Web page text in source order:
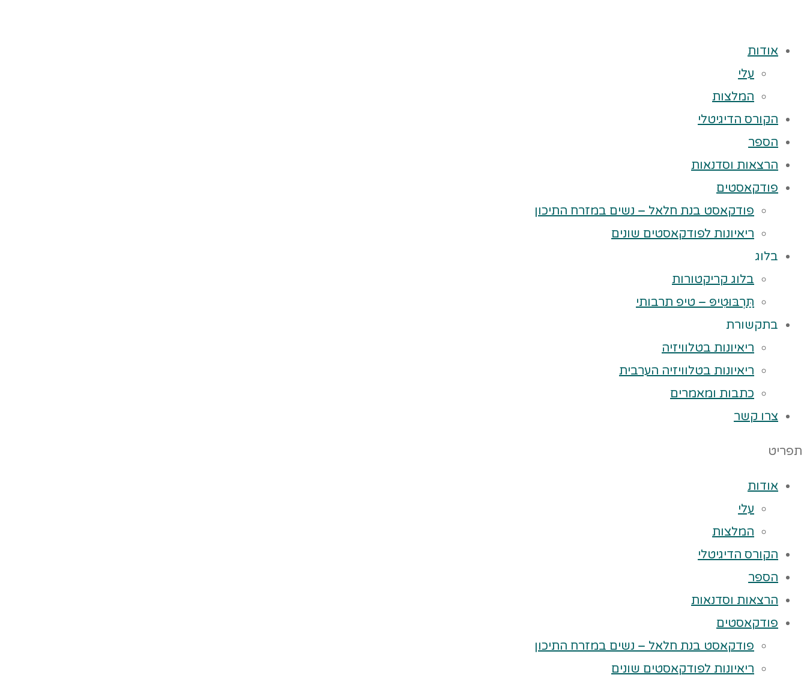
אודות
עלי
המלצות
הקורס הדיגיטלי
הספר
הרצאות וסדנאות
פודקאסטים
פודקאסט בנת חלאל – נשים במזרח התיכון
ריאיונות לפודקאסטים שונים
בלוג
בלוג קריקטורות
תַּרְבּוּטִיפּ – טיפ תרבותי
בתקשורת
ריאיונות בטלוויזיה
ריאיונות בטלוויזיה הערבית
כתבות ומאמרים
צרו קשר
תפריט
אודות
עלי
המלצות
הקורס הדיגיטלי
הספר
הרצאות וסדנאות
פודקאסטים
פודקאסט בנת חלאל – נשים במזרח התיכון
ריאיונות לפודקאסטים שונים